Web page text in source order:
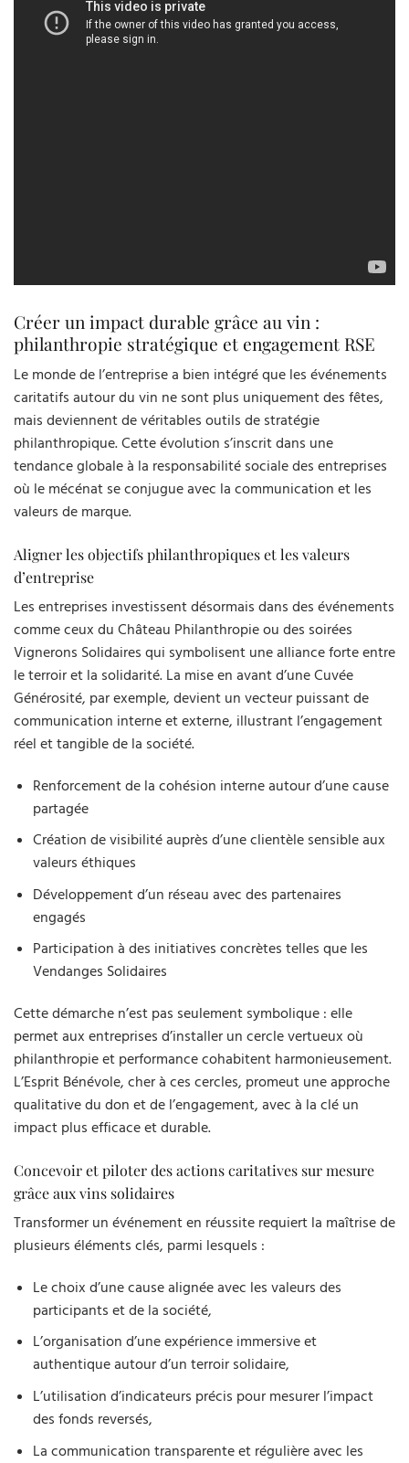
Créer un impact durable grâce au vin :
philanthropie stratégique et engagement RSE
Le monde de l’entreprise a bien intégré que les événements
caritatifs autour du vin ne sont plus uniquement des fêtes,
mais deviennent de véritables outils de stratégie
philanthropique. Cette évolution s’inscrit dans une
tendance globale à la responsabilité sociale des entreprises
où le mécénat se conjugue avec la communication et les
valeurs de marque.
Aligner les objectifs philanthropiques et les valeurs
d’entreprise
Les entreprises investissent désormais dans des événements
comme ceux du Château Philanthropie ou des soirées
Vignerons Solidaires qui symbolisent une alliance forte entre
le terroir et la solidarité. La mise en avant d’une Cuvée
Générosité, par exemple, devient un vecteur puissant de
communication interne et externe, illustrant l’engagement
réel et tangible de la société.
Renforcement de la cohésion interne autour d’une cause
partagée
Création de visibilité auprès d’une clientèle sensible aux
valeurs éthiques
Développement d’un réseau avec des partenaires
engagés
Participation à des initiatives concrètes telles que les
Vendanges Solidaires
Cette démarche n’est pas seulement symbolique : elle
permet aux entreprises d’installer un cercle vertueux où
philanthropie et performance cohabitent harmonieusement.
L’Esprit Bénévole, cher à ces cercles, promeut une approche
qualitative du don et de l’engagement, avec à la clé un
impact plus efficace et durable.
Concevoir et piloter des actions caritatives sur mesure
grâce aux vins solidaires
Transformer un événement en réussite requiert la maîtrise de
plusieurs éléments clés, parmi lesquels :
Le choix d’une cause alignée avec les valeurs des
participants et de la société,
L’organisation d’une expérience immersive et
authentique autour d’un terroir solidaire,
L’utilisation d’indicateurs précis pour mesurer l’impact
des fonds reversés,
La communication transparente et régulière avec les